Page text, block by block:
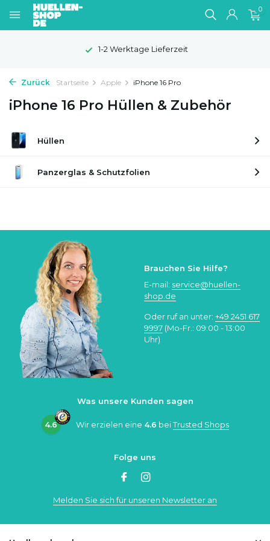
0
1-2 Werktage Lieferzeit
Zurück Startseite Apple iPhone 16 Pro
iPhone 16 Pro Hüllen & Zubehör
Hüllen
Panzerglas & Schutzfolien
Brauchen Sie Hilfe?
E-mail: service@huellen-
shop.de
Oder ruf an unter: +49 2451 617
9997 (Mo-Fr.: 09:00 - 13:00
Uhr)
Was unsere Kunden sagen
4.6 Wir erzielen eine 4.6 beiTrusted Shops
Folge uns
Melden Sie sich für unseren Newsletter an